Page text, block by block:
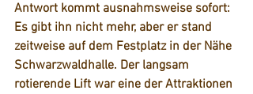
Antwort kommt ausnahmsweise sofort:
Es gibt ihn nicht mehr, aber er stand
zeitweise auf dem Festplatz in der Nähe
Schwarzwaldhalle. Der langsam
rotierende Lift war eine der Attraktionen